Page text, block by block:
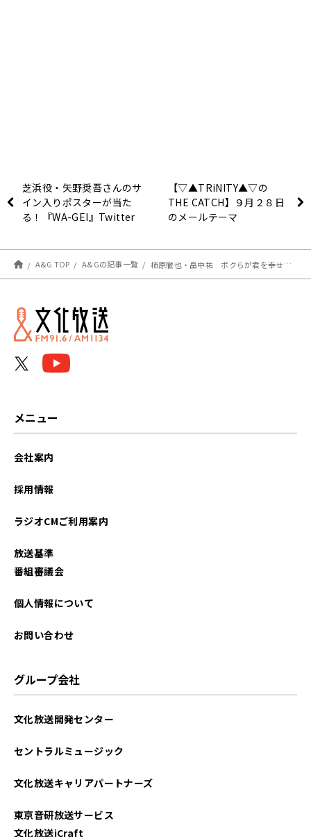
芝浜役・矢野奨吾さんのサ
イン入りポスターが当た
る！『WA-GEI』Twitter
【▽▲TRiNITY▲▽の
THE CATCH】９月２８日
のメールテーマ
A&G TOP A&Gの記事一覧 柿原徹也・畠中祐 ボクらが君を幸せにするラジオ 第195回(2021年9月25日放送分)
メニュー
会社案内
採用情報
ラジオCMご利用案内
放送基準
番組審議会
個人情報について
お問い合わせ
グループ会社
文化放送開発センター
セントラルミュージック
文化放送キャリアパートナーズ
東京音研放送サービス
文化放送iCraft